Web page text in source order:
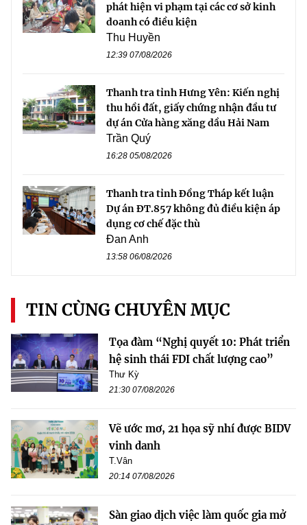
phát hiện vi phạm tại các cơ sở kinh
doanh có điều kiện
Thu Huyền
12:39 07/08/2026
Thanh tra tỉnh Hưng Yên: Kiến nghị
thu hồi đất, giấy chứng nhận đầu tư
dự án Cửa hàng xăng dầu Hải Nam
Trần Quý
16:28 05/08/2026
Thanh tra tỉnh Đồng Tháp kết luận
Dự án ĐT.857 không đủ điều kiện áp
dụng cơ chế đặc thù
Đan Anh
13:58 06/08/2026
TIN CÙNG CHUYÊN MỤC
Tọa đàm “Nghị quyết 10: Phát triển
hệ sinh thái FDI chất lượng cao”
Thư Kỳ
21:30 07/08/2026
Vẽ ước mơ, 21 họa sỹ nhí được BIDV
vinh danh
T.Vân
20:14 07/08/2026
Sàn giao dịch việc làm quốc gia mở